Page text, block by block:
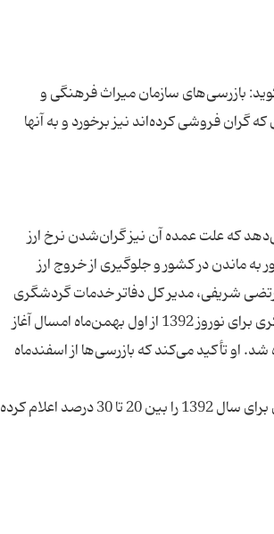
بازرسی‌های سازمان میراث فرهنگی و
گردشگری که گران فروشی کرده‌اند نیز برخورد و به آنها
از 50 برابری نرخ‌ها را نشان می‌دهد که علت عمده آن نیز گران‌شدن نرخ ارز
ماندن در کشور و جلوگیری از خروج ارز
شریفی، مدیر کل دفاتر خدمات گردشگری
کشور در پاسخ به این پرسش می‌گوید: بازرسی‌های سازمان میراث فرهنگی و گردشگری برای نوروز 1392 از اول بهمن‌ماه امسال آغاز
او تأکید می‌کند که بازرسی‌ها از اسفندماه
مدیر کل دفاتر خدمات گردشگری میزان افزایش قیمت متعارف در تورهای گردشگری برای سال 1392 را بین 20 تا 30 درصد اعلام کرده